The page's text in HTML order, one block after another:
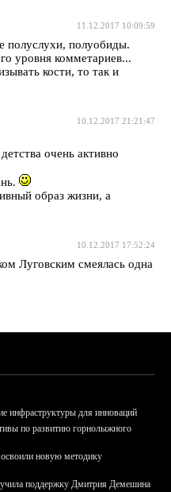
11.12.2017 10:09:59
полуслухи, полуобиды.
уровня комметариев...
кости, то так и
10.12.2017 21:21:47
очень активно
образ жизни, а
10.12.2017 17:52:24
Луговским смеялась одна
инфраструктуры для инноваций
по развитию горнолыжного
новую методику
поддержку Дмитрия Демешина